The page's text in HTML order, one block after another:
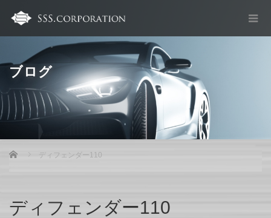
ブログ
Home ディフェンダー110
ディフェンダー110